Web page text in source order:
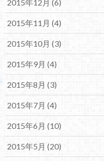
2015年12月 (6)
2015年11月 (4)
2015年10月 (3)
2015年9月 (4)
2015年8月 (3)
2015年7月 (4)
2015年6月 (10)
2015年5月 (20)